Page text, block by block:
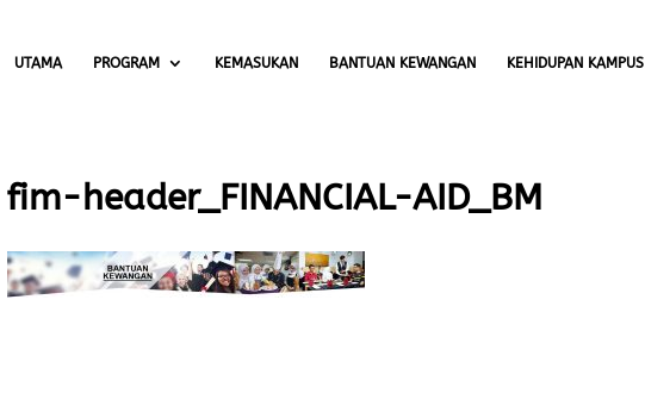
UTAMA PROGRAM KEMASUKAN BANTUAN KEWANGAN KEHIDUPAN KAMPUS
fim-header_FINANCIAL-AID_BM